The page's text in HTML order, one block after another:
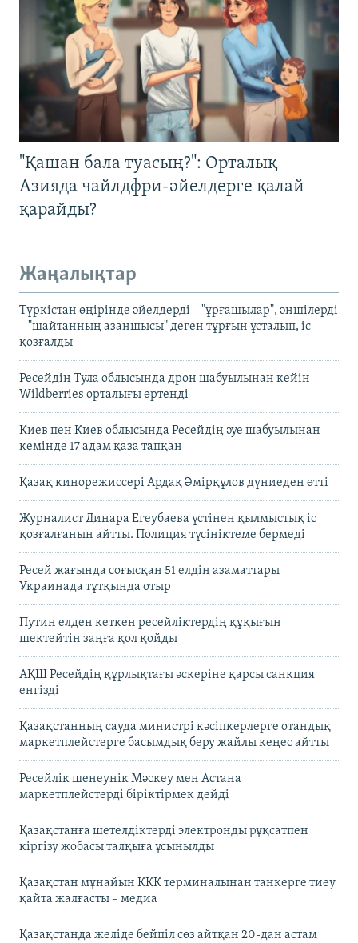
"Қашан бала туасың?": Орталық
Азияда чайлдфри-әйелдерге қалай
қарайды?
Жаңалықтар
Түркістан өңірінде әйелдерді – "ұрғашылар", әншілерді
– "шайтанның азаншысы" деген тұрғын ұсталып, іс
қозғалды
Ресейдің Тула облысында дрон шабуылынан кейін
Wildberries орталығы өртенді
Киев пен Киев облысында Ресейдің әуе шабуылынан
кемінде 17 адам қаза тапқан
Қазақ кинорежиссері Ардақ Әмірқұлов дүниеден өтті
Журналист Динара Егеубаева үстінен қылмыстық іс
қозғалғанын айтты. Полиция түсініктеме бермеді
Ресей жағында соғысқан 51 елдің азаматтары
Украинада тұтқында отыр
Путин елден кеткен ресейліктердің құқығын
шектейтін заңға қол қойды
АҚШ Ресейдің құрлықтағы әскеріне қарсы санкция
енгізді
Қазақстанның сауда министрі кәсіпкерлерге отандық
маркетплейстерге басымдық беру жайлы кеңес айтты
Ресейлік шенеунік Мәскеу мен Астана
маркетплейстерді біріктірмек дейді
Қазақстанға шетелдіктерді электронды рұқсатпен
кіргізу жобасы талқыға ұсынылды
Қазақстан мұнайын КҚК терминалынан танкерге тиеу
қайта жалғасты – медиа
Қазақстанда желіде бейпіл сөз айтқан 20-дан астам